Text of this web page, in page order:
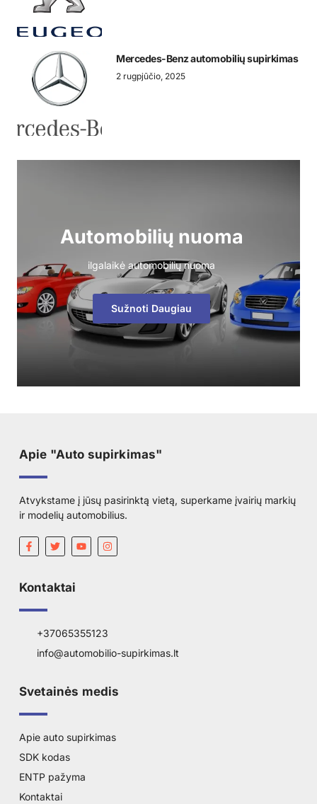
Mercedes-Benz automobilių supirkimas
2 rugpjūčio, 2025
Automobilių nuoma
ilgalaikė automobilių nuoma
Sužnoti Daugiau
Apie "Auto supirkimas"
Atvykstame į jūsų pasirinktą vietą, superkame įvairių markių
ir modelių automobilius.
Kontaktai
+37065355123
info@automobilio-supirkimas.lt
Svetainės medis
Apie auto supirkimas
SDK kodas
ENTP pažyma
Kontaktai